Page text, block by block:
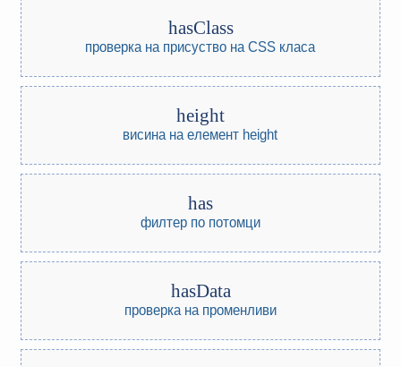
hasClass
проверка на присуство на CSS класа
height
висина на елемент height
has
филтер по потомци
hasData
проверка на променливи